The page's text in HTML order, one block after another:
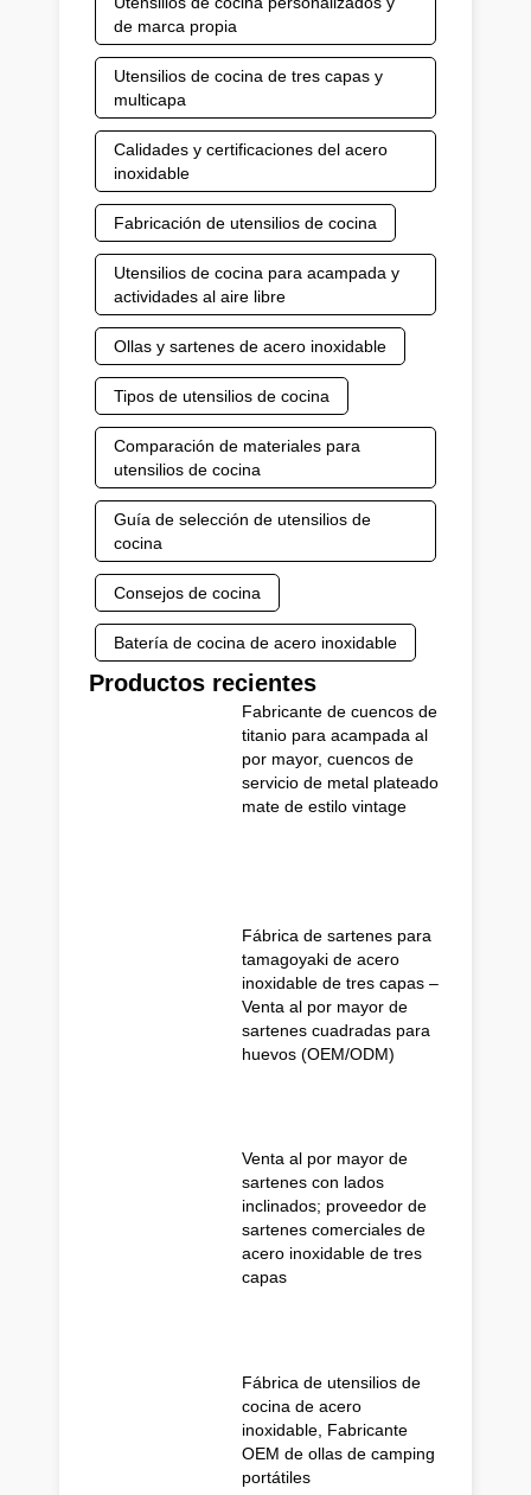
de marca propia
Utensilios de cocina de tres capas y
multicapa
Calidades y certificaciones del acero
inoxidable
Fabricación de utensilios de cocina
Utensilios de cocina para acampada y
actividades al aire libre
Ollas y sartenes de acero inoxidable
Tipos de utensilios de cocina
Comparación de materiales para
utensilios de cocina
Guía de selección de utensilios de
cocina
Consejos de cocina
Batería de cocina de acero inoxidable
Productos recientes
Fabricante de cuencos de
titanio para acampada al
por mayor, cuencos de
servicio de metal plateado
mate de estilo vintage
Fábrica de sartenes para
tamagoyaki de acero
inoxidable de tres capas –
Venta al por mayor de
sartenes cuadradas para
huevos (OEM/ODM)
Venta al por mayor de
sartenes con lados
inclinados; proveedor de
sartenes comerciales de
acero inoxidable de tres
capas
Fábrica de utensilios de
cocina de acero
inoxidable, Fabricante
OEM de ollas de camping
portátiles